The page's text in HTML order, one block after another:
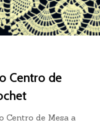
Centro de
Centro de Mesa a